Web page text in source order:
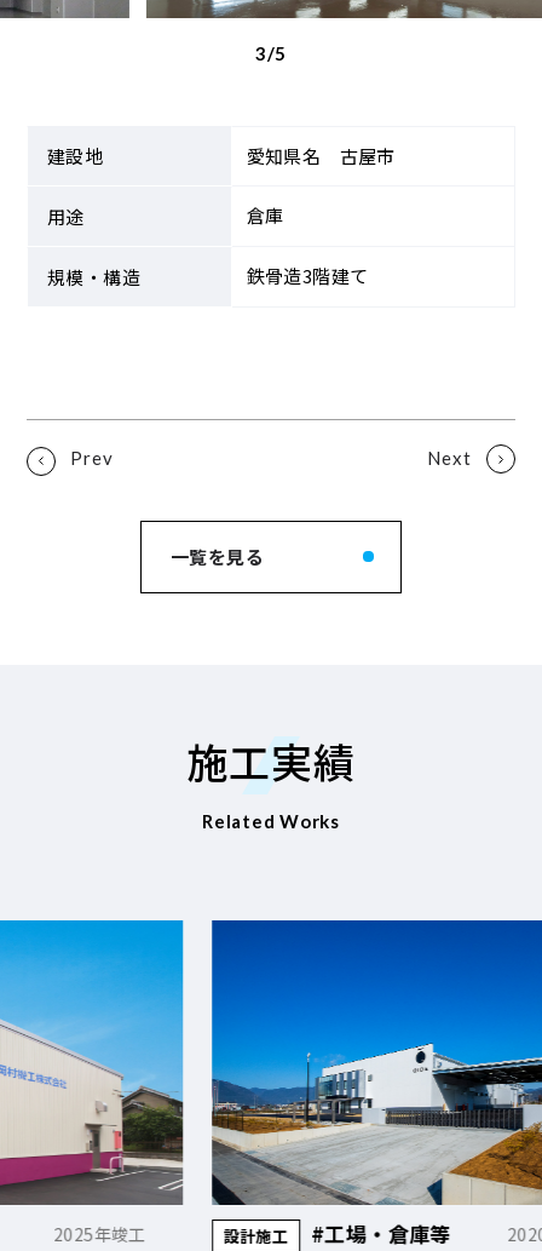
3/5
建設地 愛知県名 古屋市
用途 倉庫
規模・構造 鉄骨造3階建て
一覧を見る
Related Works
施工実績
設計施工 #工場・倉庫等 2020年竣工